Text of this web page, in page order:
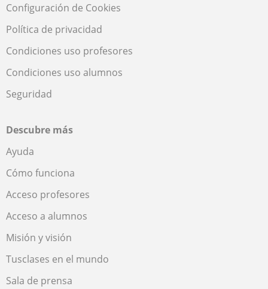
Configuración de Cookies
Política de privacidad
Condiciones uso profesores
Condiciones uso alumnos
Seguridad
Descubre más
Ayuda
Cómo funciona
Acceso profesores
Acceso a alumnos
Misión y visión
Tusclases en el mundo
Sala de prensa